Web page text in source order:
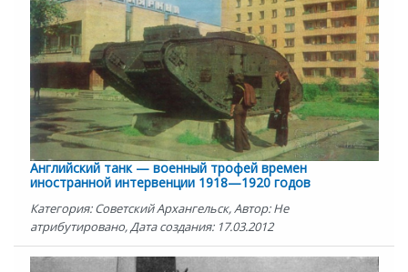
Английский танк — военный трофей времен
иностранной интервенции 1918—1920 годов
Категория: Советский Архангельск, Автор: Не
атрибутировано, Дата создания: 17.03.2012